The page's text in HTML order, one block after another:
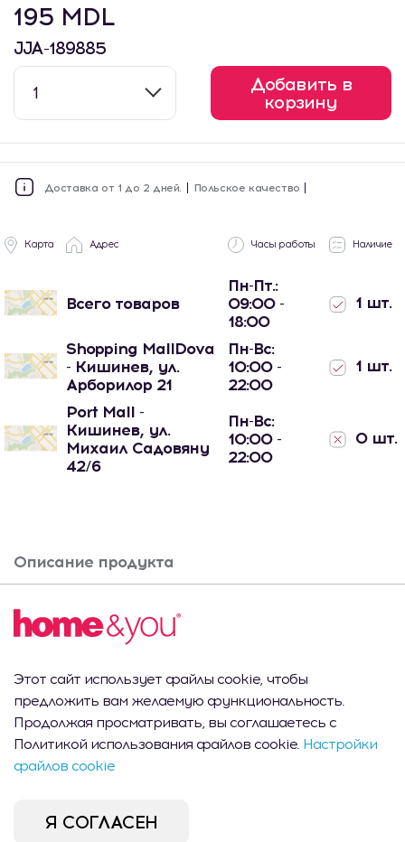
195 MDL
JJA-189885
1
Добавить в
корзину
Доставка от 1 до 2 дней. Польское качество
Карта Адрес Часы работы Наличие
Всего товаров
Пн-Пт.:
09:00 -
18:00
1 шт.
Shopping MallDova
- Кишинев, ул.
Арборилор 21
Пн-Вс:
10:00 -
22:00
1 шт.
Port Mall -
Кишинев, ул.
Михаил Садовяну
42/6
Пн-Вс:
10:00 -
22:00
0 шт.
Описание продукта
Curatator из otel inox
Вам это может
понравиться
Этот сайт использует файлы cookie, чтобы
предложить вам желаемую функциональность.
Продолжая просматривать, вы соглашаетесь с
Политикой использования файлов cookie. Настройки
файлов cookie
Я СОГЛАСЕН